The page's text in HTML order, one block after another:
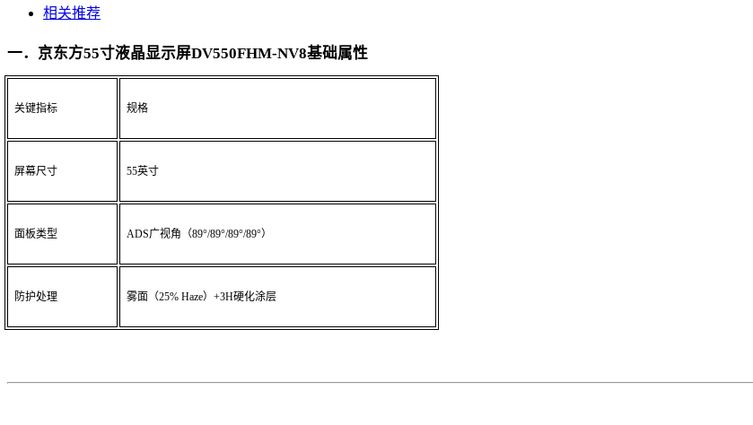
相关推荐
一．京东方55寸液晶显示屏DV550FHM-NV8基础属性
关键指标 规格
屏幕尺寸 55英寸
面板类型 ADS广视角（89°/89°/89°/89°）
防护处理 雾面（25% Haze）+3H硬化涂层